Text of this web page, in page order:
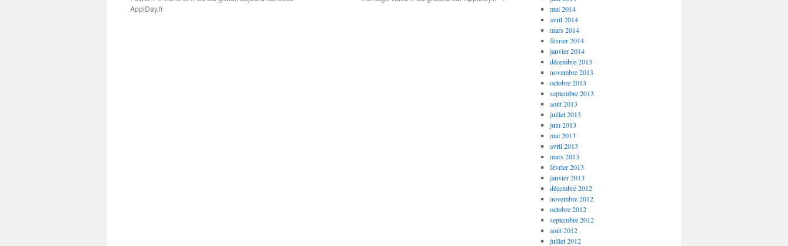
AppiDay.fr
mai 2014
avril 2014
mars 2014
février 2014
janvier 2014
décembre 2013
novembre 2013
octobre 2013
septembre 2013
août 2013
juillet 2013
juin 2013
mai 2013
avril 2013
mars 2013
février 2013
janvier 2013
décembre 2012
novembre 2012
octobre 2012
septembre 2012
août 2012
juillet 2012